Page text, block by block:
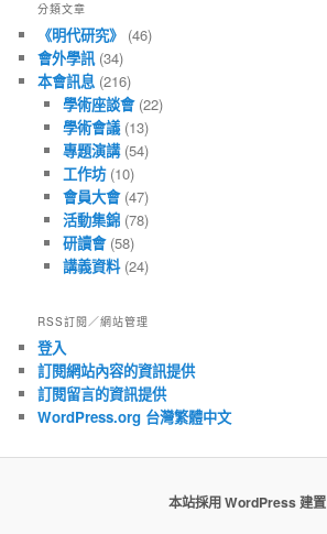
章
分類文章
《明代研究》 (46)
會外學訊(34)
本會訊息 (216)
學術座談會(22)
學術會議(13)
專題演講(54)
工作坊(10)
會員大會(47)
活動集錦(78)
研讀會(58)
講義資料(24)
RSS訂閱／網站管理
登入
訂閱網站內容的資訊提供
訂閱留言的資訊提供
WordPress.org 台灣繁體中文
本站採用 WordPress 建置